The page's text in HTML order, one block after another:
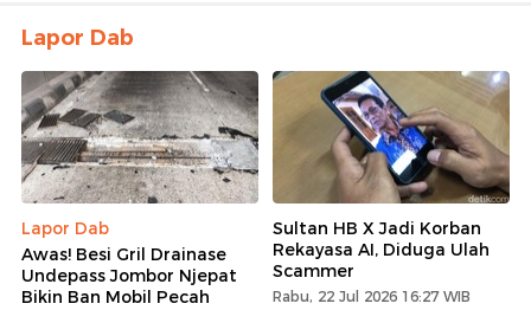
Lapor Dab
Lapor Dab
Awas! Besi Gril Drainase
Undepass Jombor Njepat
Bikin Ban Mobil Pecah
Sultan HB X Jadi Korban
Rekayasa AI, Diduga Ulah
Scammer
Rabu, 22 Jul 2026 16:27 WIB